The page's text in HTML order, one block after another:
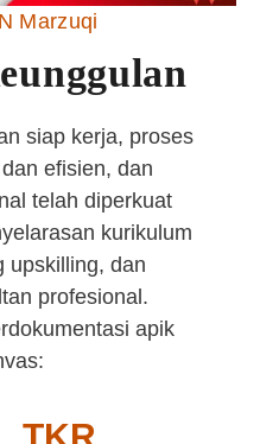
Marzuqi
siap kerja, proses
efisien, dan
telah diperkuat
kurikulum
upskilling, dan
profesional.
apik